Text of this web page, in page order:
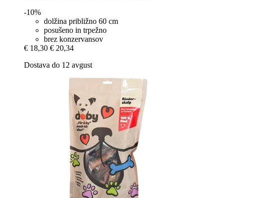
-10%
dolžina približno 60 cm
posušeno in trpežno
brez konzervansov
€ 18,30 € 20,34
Dostava do 12 avgust